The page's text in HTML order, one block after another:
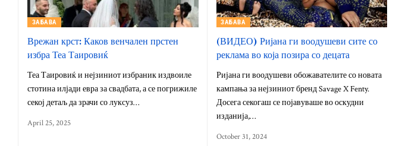
ЗАБАВА
Врежан крст: Каков венчален прстен
избра Теа Таировиќ
Теа Таировиќ и нејзиниот избраник издвоиле
стотина илјади евра за свадбата, а се погрижиле
секој детаљ да зрачи со луксуз…
April 25, 2025
ЗАБАВА
(ВИДЕО) Ријана ги воодушеви сите со
реклама во која позира со децата
Ријана ги воодушеви обожавателите со новата
кампања за нејзиниот бренд Savage X Fenty.
Досега секогаш се појавуваше во оскудни
изданија,…
October 31, 2024